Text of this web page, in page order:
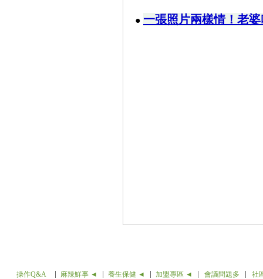
● 一張照片兩樣情！老
操作Q&A 麻辣鮮事 ◄ 養生保健 ◄ 加盟專區 ◄ 會議問題多
社